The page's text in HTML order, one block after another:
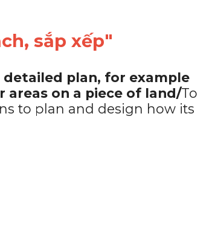
sắp xếp"
plan, for example
areas on a piece of land/To
to plan and design how its